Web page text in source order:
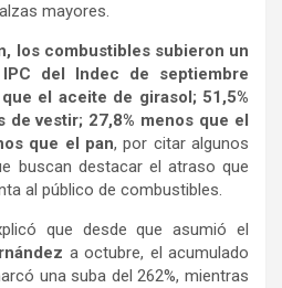
mayores.
los combustibles subieron un
del Indec de septiembre
el aceite de girasol; 51,5%
de vestir; 27,8% menos que el
que el pan, por citar algunos
buscan destacar el atraso que
al público de combustibles.
que desde que asumió el
a octubre, el acumulado
una suba del 262%, mientras